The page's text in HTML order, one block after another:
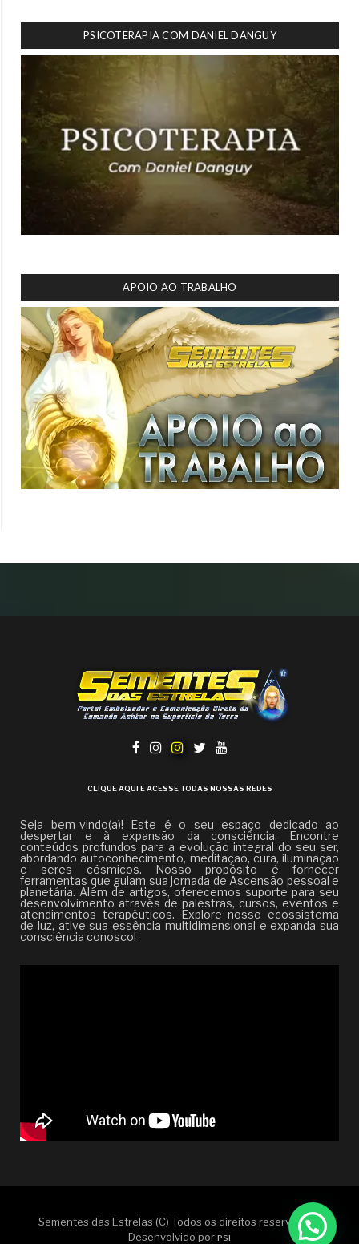
PSICOTERAPIA COM DANIEL DANGUY
APOIO AO TRABALHO
CLIQUE AQUI E ACESSE TODAS NOSSAS REDES
Seja bem-vindo(a)! Este é o seu espaço dedicado ao
despertar e à expansão da consciência. Encontre
conteúdos profundos para a evolução integral do seu ser,
abordando autoconhecimento, meditação, cura, iluminação
e seres cósmicos. Nosso propósito é fornecer
ferramentas que guiam sua jornada de Ascensão pessoal e
planetária. Além de artigos, oferecemos suporte para seu
desenvolvimento através de palestras, cursos, eventos e
atendimentos terapêuticos. Explore nosso ecossistema
de luz, ative sua essência multidimensional e expanda sua
consciência conosco!
Sementes das Estrelas (C) Todos os direitos reservados |
Desenvolvido por PSI